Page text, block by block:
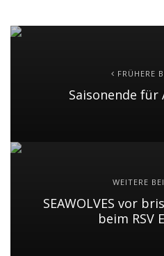
FRÜHERE
Saisonende
WEITERE
SEAWOLVES vor
beim RSV